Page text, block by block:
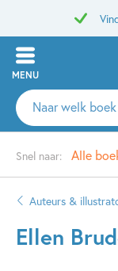
MENU
Zoeken
naar
auteurs
en
uitgevers
Snel naar: Alle
Auteurs &
Ellen